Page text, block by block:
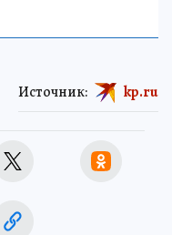
Источник: kp.ru